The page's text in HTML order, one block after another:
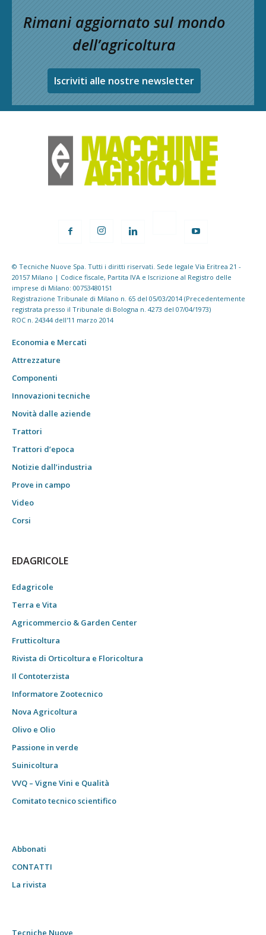
Rimani aggiornato sul mondo
dell’agricoltura
Iscriviti alle nostre newsletter
© Tecniche Nuove Spa. Tutti i diritti riservati. Sede legale Via Eritrea 21 -
20157 Milano | Codice fiscale, Partita IVA e Iscrizione al Registro delle
imprese di Milano: 00753480151
Registrazione Tribunale di Milano n. 65 del 05/03/2014 (Precedentemente
registrata presso il Tribunale di Bologna n. 4273 del 07/04/1973)
ROC n. 24344 dell'11 marzo 2014
Economia e Mercati
Attrezzature
Componenti
Innovazioni tecniche
Novità dalle aziende
Trattori
Trattori d’epoca
Notizie dall’industria
Prove in campo
Video
Corsi
EDAGRICOLE
Edagricole
Terra e Vita
Agricommercio & Garden Center
Frutticoltura
Rivista di Orticoltura e Floricoltura
Il Contoterzista
Informatore Zootecnico
Nova Agricoltura
Olivo e Olio
Passione in verde
Suinicoltura
VVQ – Vigne Vini e Qualità
Comitato tecnico scientifico
Abbonati
CONTATTI
La rivista
Tecniche Nuove